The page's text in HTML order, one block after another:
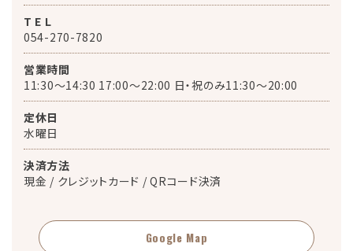
T E L
054-270-7820
営業時間
11:30～14:30 17:00～22:00 日・祝のみ11:30〜20:00
定休日
水曜日
決済方法
現金 / クレジットカード / QRコード決済
Google Map